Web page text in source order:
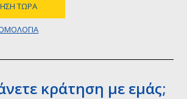
ΤΏΡΑ
κράτηση με εμάς;